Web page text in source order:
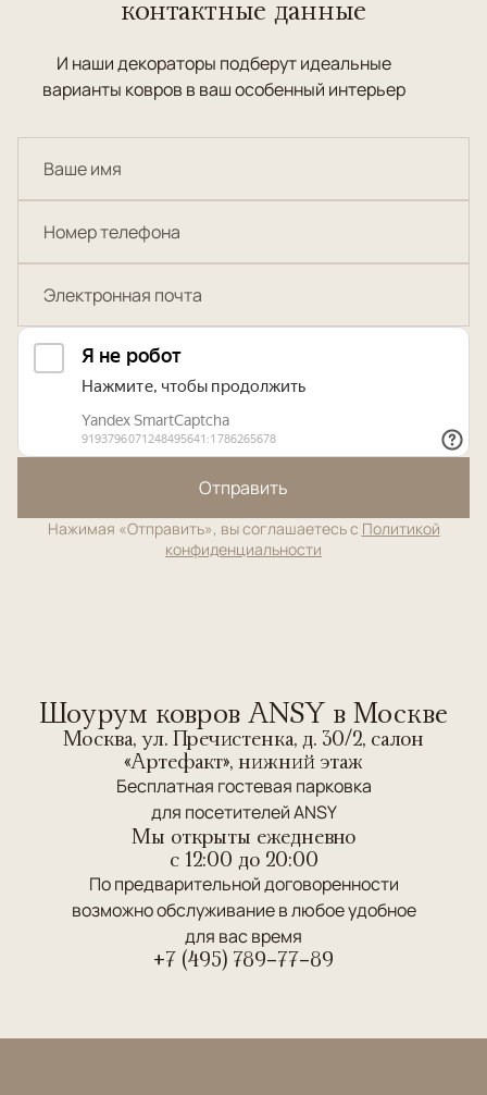
контактные данные
И наши декораторы подберут идеальные
варианты ковров в ваш особенный интерьер
Отправить
Нажимая «Отправить», вы соглашаетесь с Политикой
конфиденциальности
Шоурум ковров ANSY в Москве
Москва, ул. Пречистенка, д. 30/2, салон
«Артефакт», нижний этаж
Бесплатная гостевая парковка
для посетителей ANSY
Мы открыты ежедневно
c 12:00 до 20:00
По предварительной договоренности
возможно обслуживание в любое удобное
для вас время
+7 (495) 789-77-89